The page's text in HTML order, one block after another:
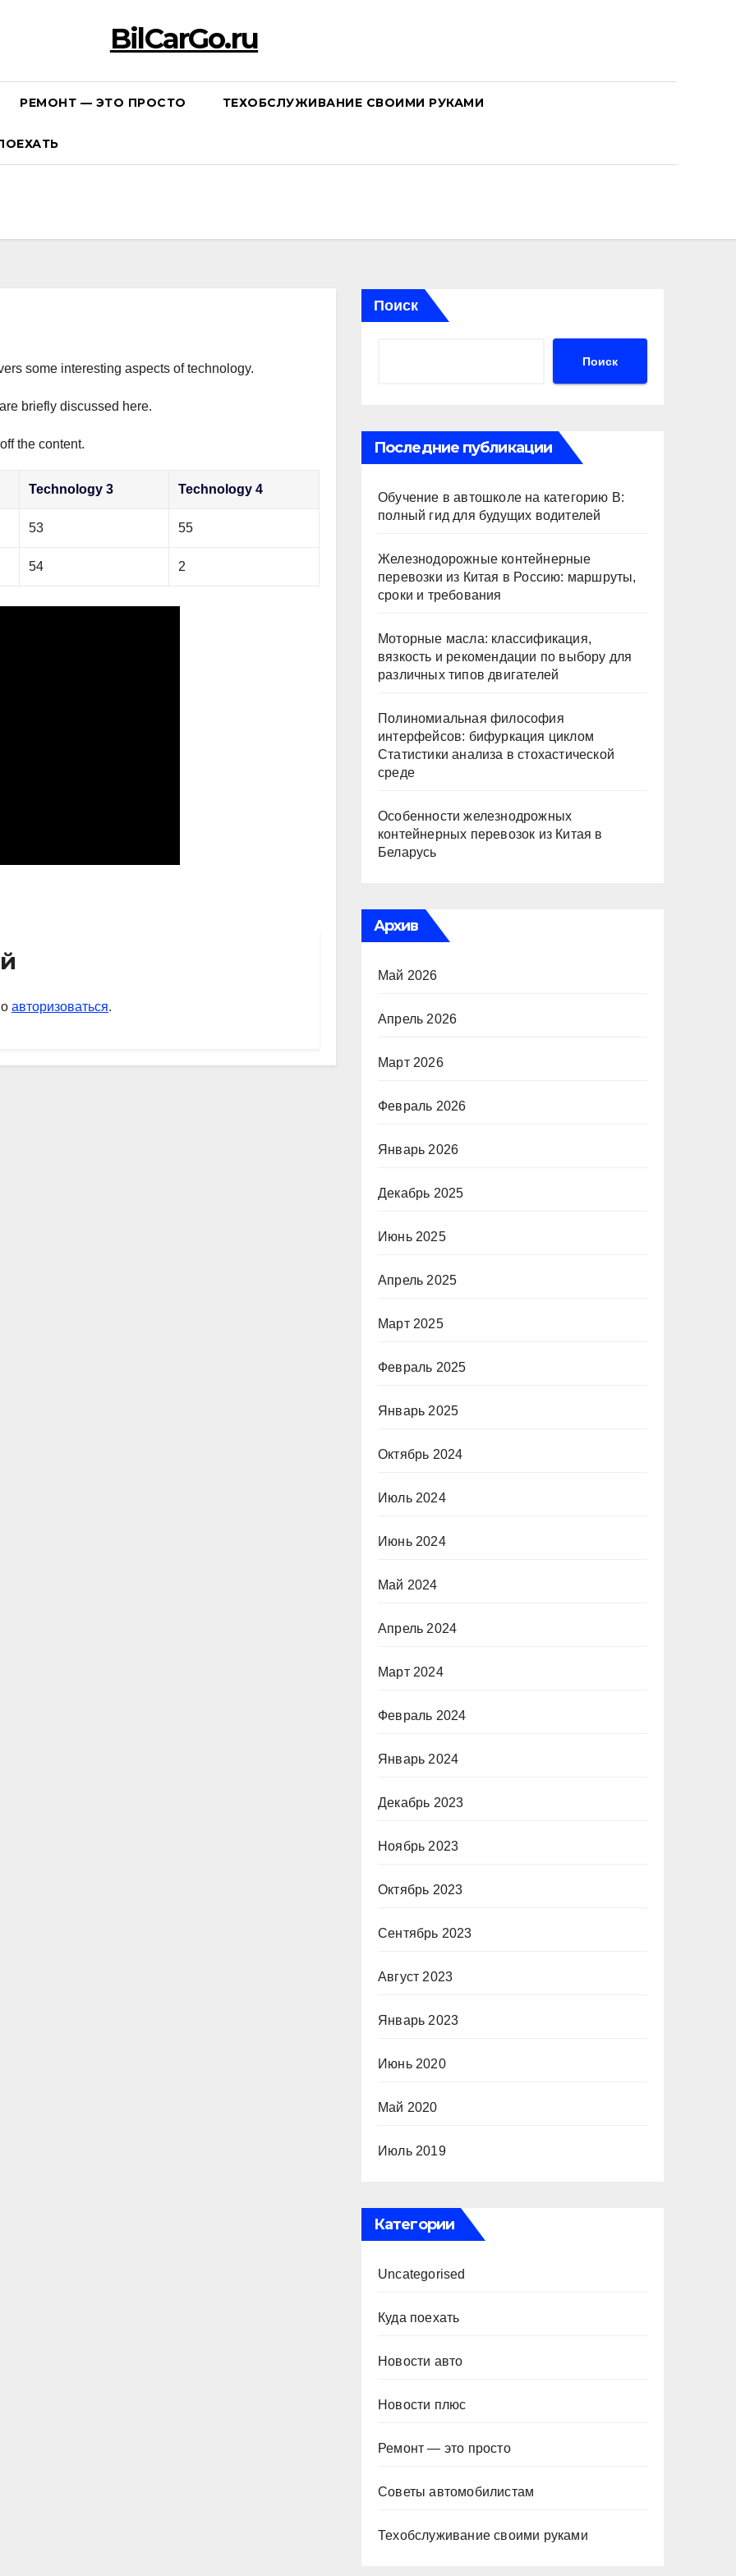
BilCarGo.ru
РЕМОНТ — ЭТО ПРОСТО ТЕХОБСЛУЖИВАНИЕ СВОИМИ РУКАМИ
some interesting aspects of technology.
briefly discussed here.
the content.
Technology 3 Technology 4
53 55
54 2
авторизоваться.
Поиск
Поиск
Последние публикации
Обучение в автошколе на категорию В:
полный гид для будущих водителей
Железнодорожные контейнерные
перевозки из Китая в Россию: маршруты,
сроки и требования
Моторные масла: классификация,
вязкость и рекомендации по выбору для
различных типов двигателей
Полиномиальная философия
интерфейсов: бифуркация циклом
Статистики анализа в стохастической
среде
Особенности железнодрожных
контейнерных перевозок из Китая в
Беларусь
Архив
Май 2026
Апрель 2026
Март 2026
Февраль 2026
Январь 2026
Декабрь 2025
Июнь 2025
Апрель 2025
Март 2025
Февраль 2025
Январь 2025
Октябрь 2024
Июль 2024
Июнь 2024
Май 2024
Апрель 2024
Март 2024
Февраль 2024
Январь 2024
Декабрь 2023
Ноябрь 2023
Октябрь 2023
Сентябрь 2023
Август 2023
Январь 2023
Июнь 2020
Май 2020
Июль 2019
Категории
Uncategorised
Куда поехать
Новости авто
Новости плюс
Ремонт — это просто
Советы автомобилистам
Техобслуживание своими руками